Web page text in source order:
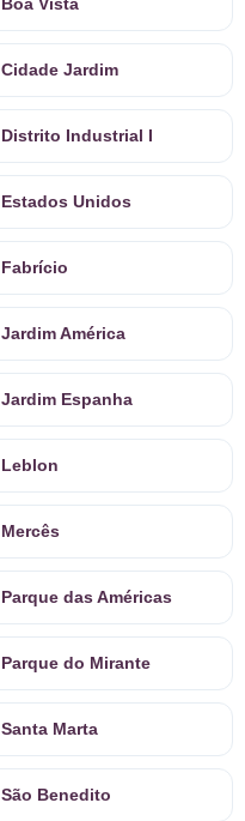
Cidade Jardim
Distrito Industrial I
Estados Unidos
Fabrício
Jardim América
Jardim Espanha
Leblon
Mercês
Parque das Américas
Parque do Mirante
Santa Marta
São Benedito